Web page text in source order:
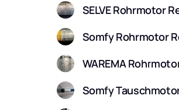
SELVE Rohrmotor
Somfy Rohrmotor
WAREMA
Somfy